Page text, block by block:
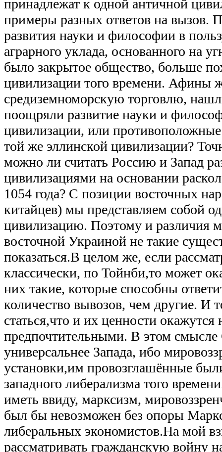
принадлежат к одной античной
примеры разных ответов на вызов.
развития науки и философии в
аграрного уклада, основанного на
было закрытое общество, больше
цивилизации того времени. Афины
средиземноморскую торговлю,
поощряли развитие науки и
цивилизации, или
той же эллинской цивилизации?
можно ли считать Россию и Запад
цивилизациями на основании
1054 года? С позиции восточных
китайцев) мы представляем собой
цивилизацию. Поэтому и различия
восточной Украиной не такие
показаться.В целом же, если
классически, по Тойнби,то может
них такие, которые способны
количество вывозов, чем другие. И
статься,что и их ценности окажутся
предпочтительными. В этом
универсальнее Запада, ибо
установки,им провозглашённые
западного либерализма того
иметь ввиду, марксизм,
был бы невозможен без опоры
либеральных экономистов.На мой
рассматривать гражданскую войну